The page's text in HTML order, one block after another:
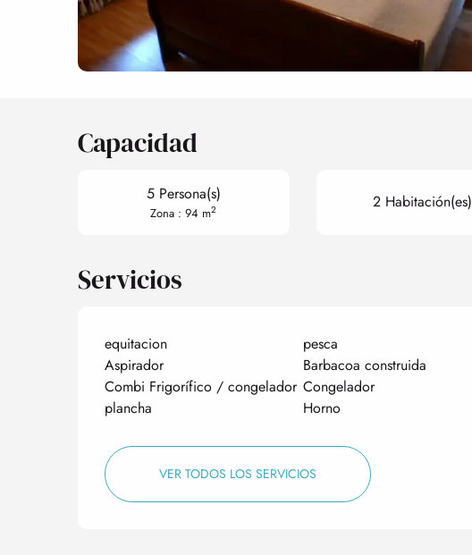
Capacidad
5 Persona(s)
Zona : 94 m2 2 Habitación(es)
Servicios
equitacion pesca
Aspirador
Barbacoa construida
Combi Frigorífico / congelador Congelador
plancha
Horno
VER TODOS LOS SERVICIOS